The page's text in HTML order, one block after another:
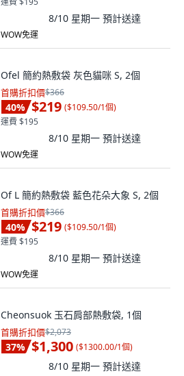
8/10 星期一 預計送達
WOW免運
Ofel 簡約熱敷袋 灰色貓咪 S, 2個
首購折扣價$366
40% $219 ($109.50/1個)
運費 $195
8/10 星期一 預計送達
WOW免運
Of L 簡約熱敷袋 藍色花朵大象 S, 2個
首購折扣價$366
40% $219 ($109.50/1個)
運費 $195
8/10 星期一 預計送達
WOW免運
Cheonsuok 玉石肩部熱敷袋, 1個
首購折扣價$2,073
37% $1,300 ($1300.00/1個)
8/10 星期一 預計送達